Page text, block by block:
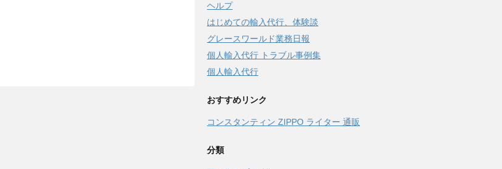
ヘルプ
はじめての輸入代行、体験談
グレースワールド業務日報
個人輸入代行 トラブル事例集
個人輸入代行
おすすめリンク
コンスタンティン ZIPPO ライター 通販
分類